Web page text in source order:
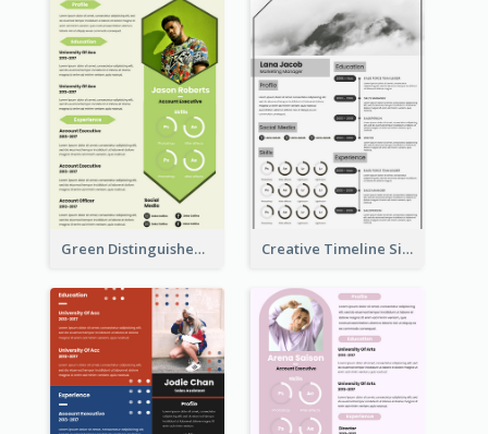
Green Distinguished Resume Creative Timeline Simple Resume